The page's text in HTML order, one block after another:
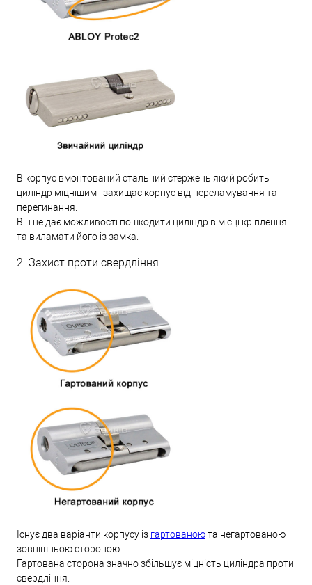
В корпус вмонтований стальний стержень який робить
циліндр міцнішим і захищає корпус від переламування та
перегинання.
Він не дає можливості пошкодити циліндр в місці кріплення
та виламати його із замка.
2. Захист проти свердління.
Існує два варіанти корпусу із гартованоюта негартованою
зовнішньою стороною.
Гартована сторона значно збільшує міцність циліндра проти
свердління.